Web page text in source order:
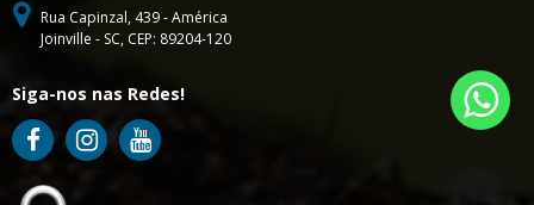
Rua Capinzal, 439 - América
Joinville - SC, CEP: 89204-120
Siga-nos nas Redes!